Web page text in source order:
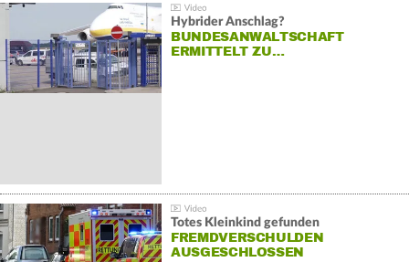
Hybrider Anschlag?
BUNDESANWALTSCHAFT
ERMITTELT ZU…
Totes Kleinkind gefunden
FREMDVERSCHULDEN
AUSGESCHLOSSEN